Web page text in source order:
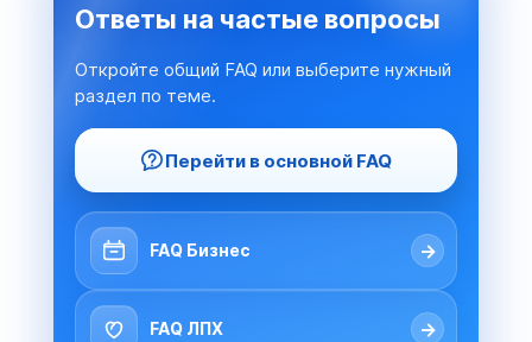
Ответы на частые вопросы
Откройте общий FAQ или выберите нужный
раздел по теме.
Перейти в основной FAQ
FAQ Бизнес →
FAQ ЛПХ →